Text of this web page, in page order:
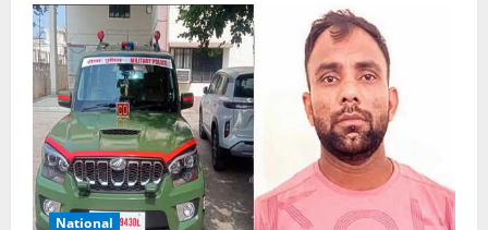
की
दीवार
गिरने
से
एक
ही
परिवार
के
चार
लोगों
की
मौत,
दो
मासूम
National